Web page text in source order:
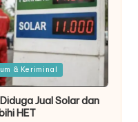
& Keriminal
Jual Solar dan
HET